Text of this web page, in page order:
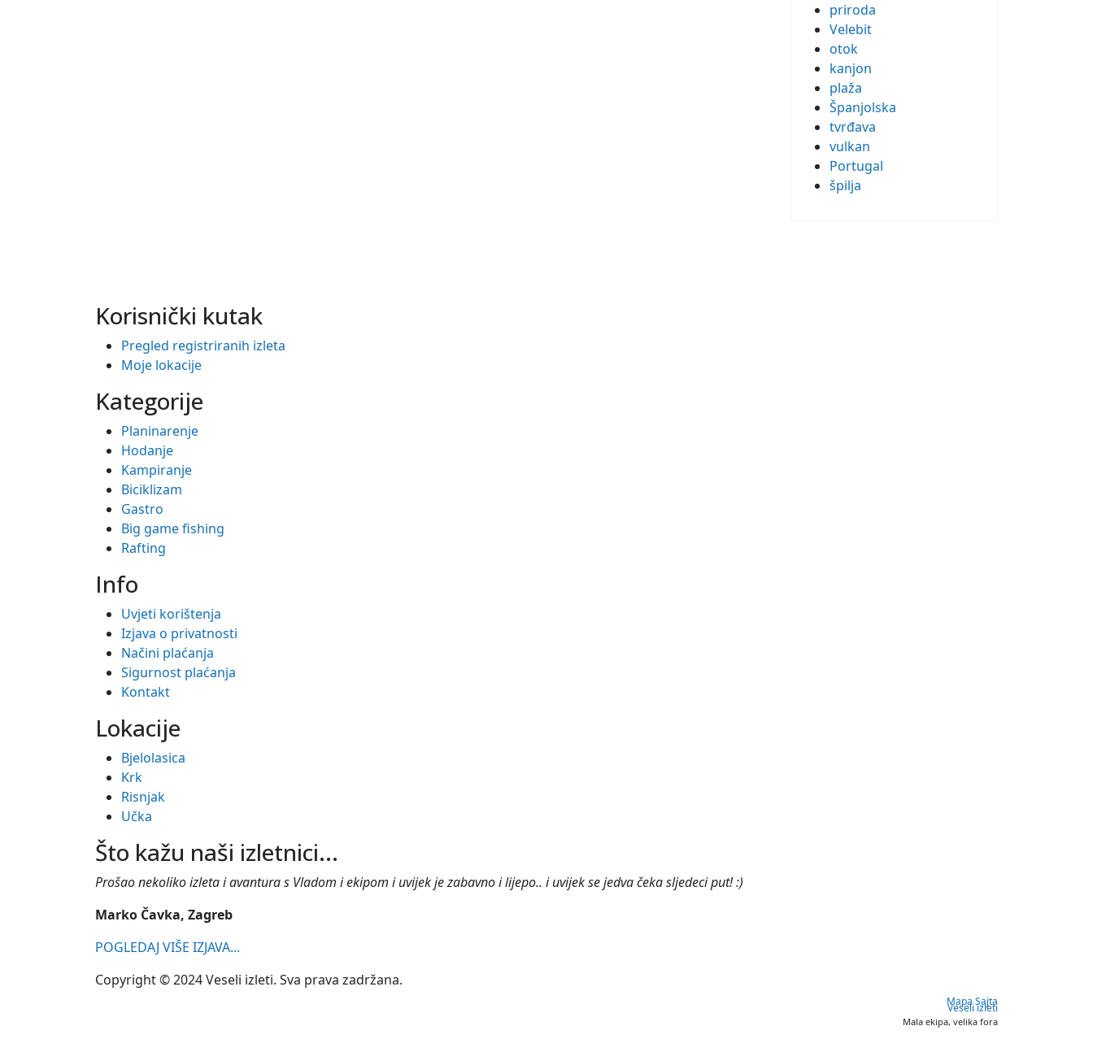
priroda
Velebit
otok
kanjon
plaža
Španjolska
tvrđava
vulkan
Portugal
špilja
Korisnički kutak
Pregled registriranih izleta
Moje lokacije
Kategorije
Planinarenje
Hodanje
Kampiranje
Biciklizam
Gastro
Big game fishing
Rafting
Info
Uvjeti korištenja
Izjava o privatnosti
Načini plaćanja
Sigurnost plaćanja
Kontakt
Lokacije
Bjelolasica
Krk
Risnjak
Učka
Što kažu naši izletnici...
Prošao nekoliko izleta i avantura s Vladom i ekipom i uvijek je zabavno i lijepo.. i uvijek se jedva čeka sljedeci put! :)
Marko Čavka, Zagreb
POGLEDAJ VIŠE IZJAVA...
Copyright © 2024 Veseli izleti. Sva prava zadržana.
Mapa Sajta
Veseli izleti
Mala ekipa, velika fora